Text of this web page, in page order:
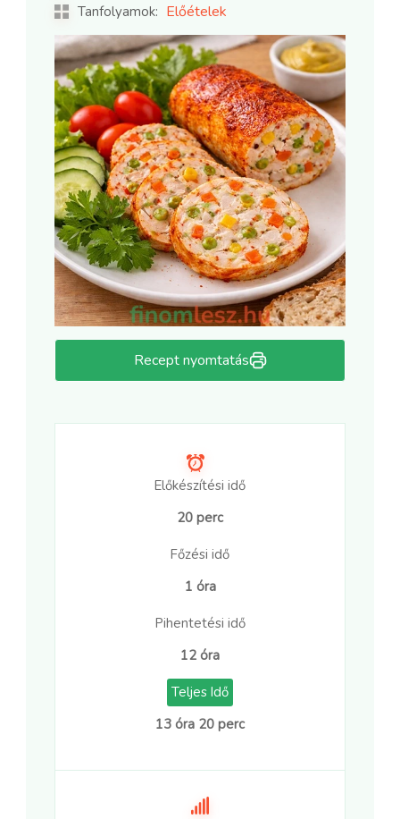
Tanfolyamok: Előételek
Recept nyomtatás
Előkészítési idő
20 perc
Főzési idő
1 óra
Pihentetési idő
12 óra
Teljes Idő
13 óra 20 perc